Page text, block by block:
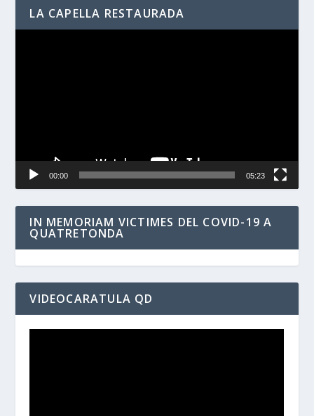
LA CAPELLA RESTAURADA
00:00 05:23
IN MEMORIAM VICTIMES DEL COVID-19 A
QUATRETONDA
VIDEOCARATULA QD